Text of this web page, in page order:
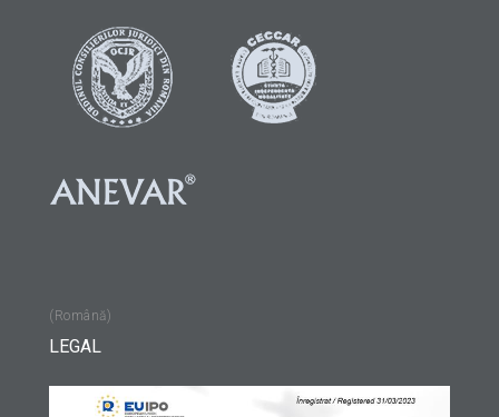
(Română)
LEGAL